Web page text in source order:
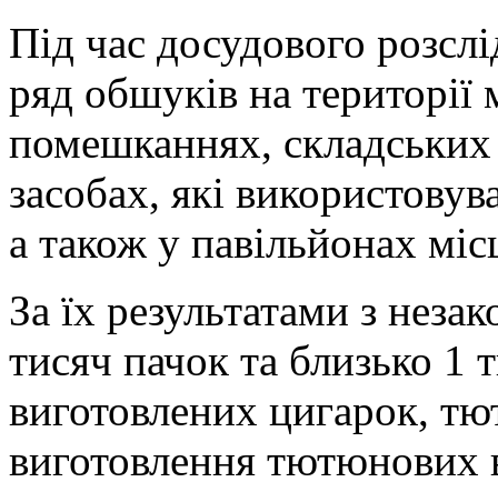
Під час досудового
ряд обшуків на території
помешканнях,
засобах, які
а також у павільйонах
За їх результатами з
тисяч пачок та близько 1
виготовлених цигарок,
виготовлення тютюнових